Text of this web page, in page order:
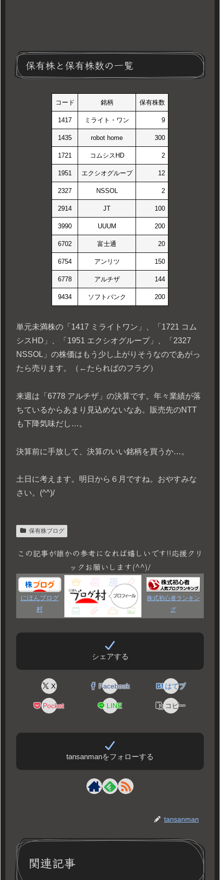
保有株と保有株数の一覧
コード 銘柄 保有株数
1417 ミライト・ワン 9
1435 robot home 300
1721 コムシスHD 2
1951 エクシオグループ 12
2327 NSSOL 2
2914 JT 100
3990 UUUM 200
6702 富士通 20
6754 アンリツ 150
6778 アルチザ 144
9434 ソフトバンク 200
単元未満株の「1417 ミライトワン」、「1721 コム
シスHD」、「1951 エクシオグループ」、「2327
NSSOL」の株価はもう少し上がりそうなのであがっ
たら売ります。（←たらればのフラグ）
来週は「6778 アルチザ」の決算です。年々業績が落
ちているからあまり見込めないなあ。販売先のNTT
も下降気味だし…。
決算前に手放して、決算のいい銘柄を買うか…。
土日に考えます。明日から６月ですね。おやすみな
さい。(^^)/
保有株ブログ
この記事が誰かの参考になれば嬉しいです!!応援クリ
ックお願いします(^^)/
にほんブログ
村
株式初心者ランキン
グ
シェアする
X Facebook はてブ
Pocket LINE コピー
tansanmanをフォローする
tansanman
関連記事